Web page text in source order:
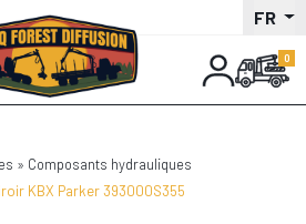
FR
Composants hydrauliques
KBX Parker 393000S355